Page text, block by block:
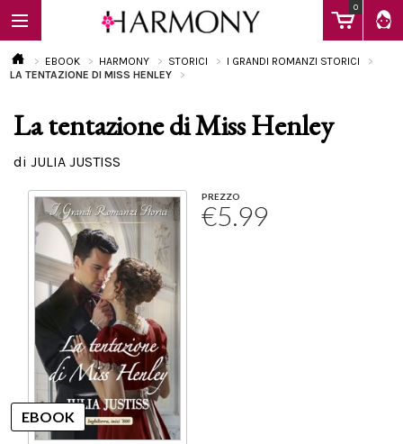
0
EBOOK
Calendario
EBOOK HARMONY STORICI
I GRANDI ROMANZI STORICI
LA TENTAZIONE DI MISS HENLEY
La tentazione di Miss Henley
di JULIA JUSTISS
PREZZO
€5.99